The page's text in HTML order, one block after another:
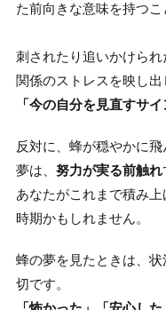
た前向きな意味を持つこ
刺されたり追いかけら
関係のストレスを映し
「今の自分を見直すサイ
反対に、蜂が穏やかに
夢は、努力が実る前触れ
あなたがこれまで積み
時期かもしれません。
蜂の夢を見たときは、
切です。